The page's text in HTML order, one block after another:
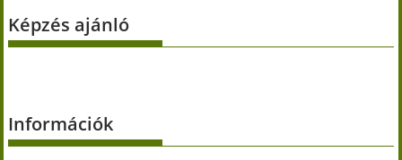
Képzés ajánló
Információk